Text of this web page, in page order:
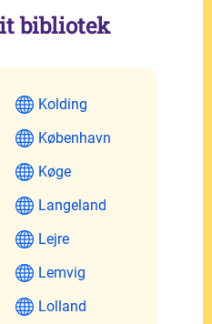
bibliotek
Kolding
København
Køge
Langeland
Lejre
Lemvig
Lolland